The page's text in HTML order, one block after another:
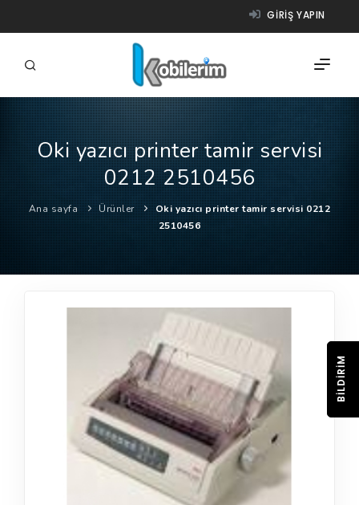
GIRIŞ YAPIN
FIRMALAR
ÜRÜNLER
NASIL ÇALIŞIR?
YARDIM
Oki yazıcı printer tamir servisi
0212 2510456
Ana sayfa Ürünler
Oki yazıcı printer tamir servisi 0212
2510456
BILDIRIM